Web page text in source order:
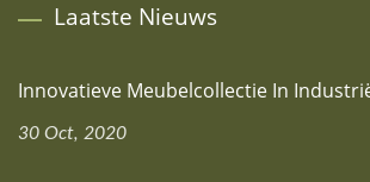
Laatste Nieuws
Innovatieve Meubelcollectie In
30 Oct, 2020